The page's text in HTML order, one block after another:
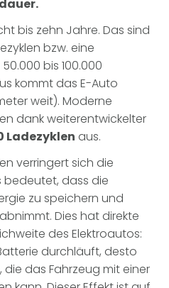
bis zehn Jahre. Das sind
bzw. eine
bis 100.000
kommt das E-Auto
weit). Moderne
dank weiterentwickelter
Ladezyklen aus.
verringert sich die
bedeutet, dass die
zu speichern und
Dies hat direkte
des Elektroautos:
durchläuft, desto
das Fahrzeug mit einer